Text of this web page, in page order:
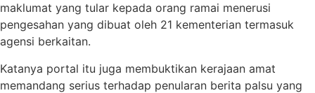
maklumat yang tular kepada orang ramai menerusi
pengesahan yang dibuat oleh 21 kementerian termasuk
agensi berkaitan.
Katanya portal itu juga membuktikan kerajaan amat
memandang serius terhadap penularan berita palsu yang